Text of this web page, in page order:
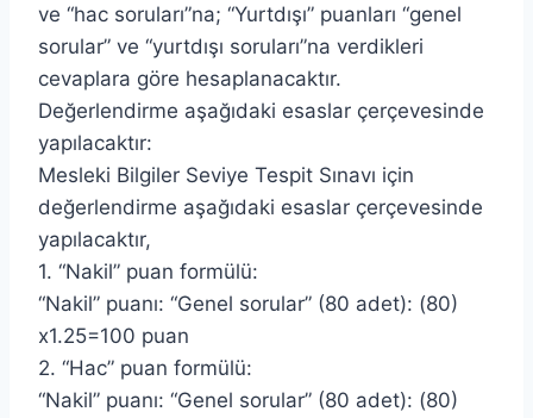
ve “hac soruları”na; “Yurtdışı” puanları “genel
sorular” ve “yurtdışı soruları”na verdikleri
cevaplara göre hesaplanacaktır.
Değerlendirme aşağıdaki esaslar çerçevesinde
yapılacaktır:
Mesleki Bilgiler Seviye Tespit Sınavı için
değerlendirme aşağıdaki esaslar çerçevesinde
yapılacaktır,
1. “Nakil” puan formülü:
“Nakil” puanı: “Genel sorular” (80 adet): (80)
x1.25=100 puan
2. “Hac” puan formülü:
“Nakil” puanı: “Genel sorular” (80 adet): (80)